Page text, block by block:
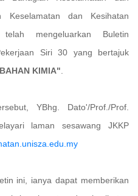
Keselamatan dan Kesihatan
mengeluarkan Buletin
Siri 30 yang bertajuk
KIMIA"
YBhg. Dato'/Prof./Prof.
laman sesawang JKKP
ini, ianya dapat memberikan